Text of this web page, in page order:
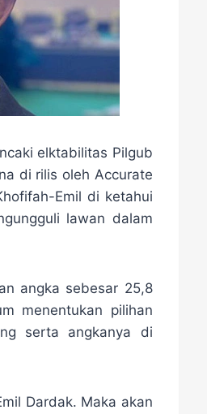
elktabilitas Pilgub
di rilis oleh Accurate
Emil di ketahui
lawan dalam
angka sebesar 25,8
menentukan pilihan
serta angkanya di
Dardak. Maka akan